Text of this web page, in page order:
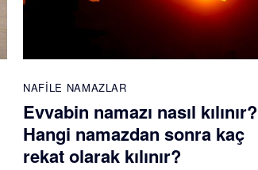
NAFILE NAMAZLAR
Evvabin namazı nasıl kılınır?
Hangi namazdan sonra kaç
rekat olarak kılınır?